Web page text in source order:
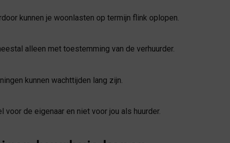
kunnen je woonlasten op termijn flink oplopen.
alleen met toestemming van de verhuurder.
kunnen wachttijden lang zijn.
de eigenaar en niet voor jou als huurder.